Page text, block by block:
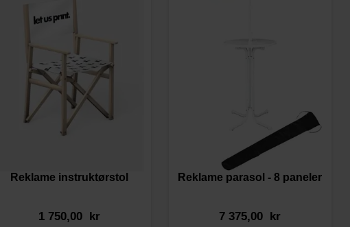
Reklame instruktørstol
1 750,00 kr
Reklame parasol - 8 paneler
7 375,00 kr